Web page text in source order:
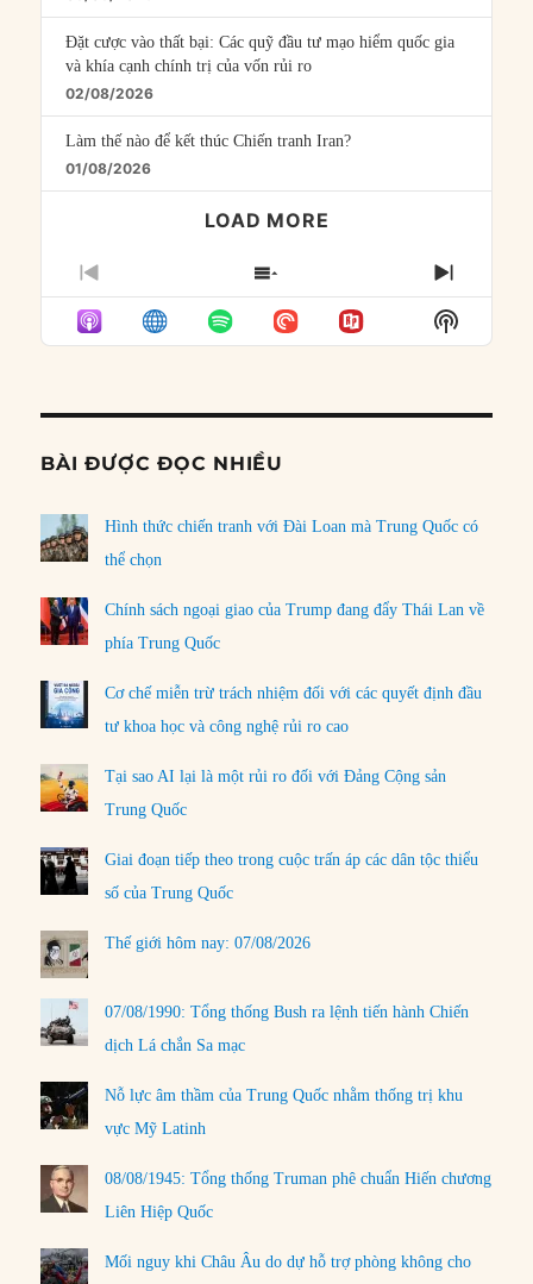
Đặt cược vào thất bại: Các quỹ đầu tư mạo hiểm quốc gia
và khía cạnh chính trị của vốn rủi ro
02/08/2026
Làm thế nào để kết thúc Chiến tranh Iran?
01/08/2026
LOAD MORE
PREVIOUS
EPISODE
SHOW
EPISODES
LIST
NEXT
Show
Podcast
BÀI ĐƯỢC ĐỌC NHIỀU
Hình thức chiến tranh với Đài Loan mà Trung Quốc có
thể chọn
Chính sách ngoại giao của Trump đang đẩy Thái Lan về
phía Trung Quốc
Cơ chế miễn trừ trách nhiệm đối với các quyết định đầu
tư khoa học và công nghệ rủi ro cao
Tại sao AI lại là một rủi ro đối với Đảng Cộng sản
Trung Quốc
Giai đoạn tiếp theo trong cuộc trấn áp các dân tộc thiểu
số của Trung Quốc
Thế giới hôm nay: 07/08/2026
07/08/1990: Tổng thống Bush ra lệnh tiến hành Chiến
dịch Lá chắn Sa mạc
Nỗ lực âm thầm của Trung Quốc nhằm thống trị khu
vực Mỹ Latinh
08/08/1945: Tổng thống Truman phê chuẩn Hiến chương
Liên Hiệp Quốc
Mối nguy khi Châu Âu do dự hỗ trợ phòng không cho